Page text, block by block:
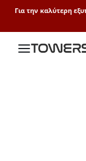
Για την καλύτερη